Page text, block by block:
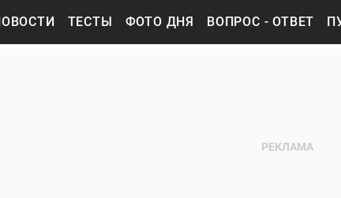
ТЕСТЫ ФОТО ДНЯ ВОПРОС - ОТВЕТ